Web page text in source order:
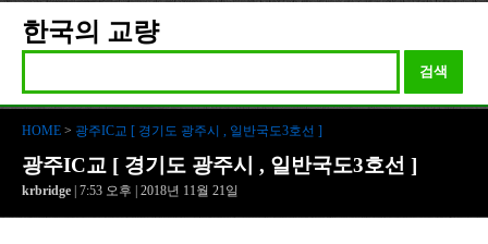
한국의 교량
검색
HOME > 광주IC교 [ 경기도 광주시 , 일반국도3호선 ]
광주IC교 [ 경기도 광주시 , 일반국도3호선 ]
krbridge | 7:53 오후 | 2018년 11월 21일